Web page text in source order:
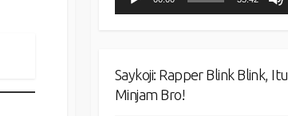
Saykoji: Rapper Blink Blink, Itu
Minjam Bro!